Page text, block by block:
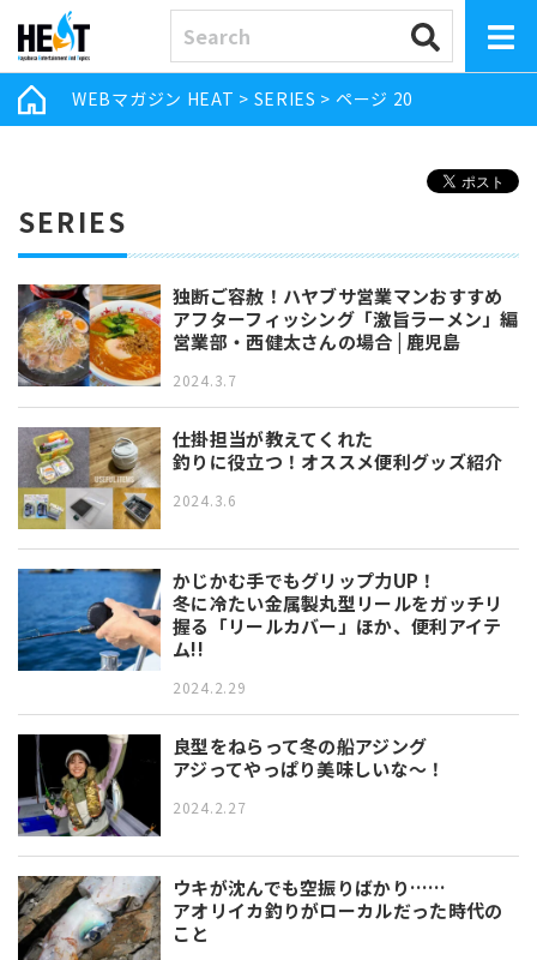
WEBマガジン HEAT > SERIES > ページ 20
SERIES
独断ご容赦！ハヤブサ営業マンおすすめ
アフターフィッシング「激旨ラーメン」編
営業部・西健太さんの場合 | 鹿児島
2024.3.7
仕掛担当が教えてくれた
釣りに役立つ！オススメ便利グッズ紹介
2024.3.6
かじかむ手でもグリップ力UP！
冬に冷たい金属製丸型リールをガッチリ
握る「リールカバー」ほか、便利アイテ
ム!!
2024.2.29
良型をねらって冬の船アジング
アジってやっぱり美味しいな～！
2024.2.27
ウキが沈んでも空振りばかり……
アオリイカ釣りがローカルだった時代の
こと